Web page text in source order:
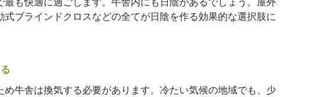
式ブラインドクロスなどの全てが日陰を作る効果的な選択肢に
め牛舎は換気する必要があります。冷たい気候の地域でも、少